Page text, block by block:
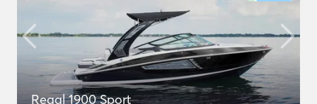
Regal 1900 Sport